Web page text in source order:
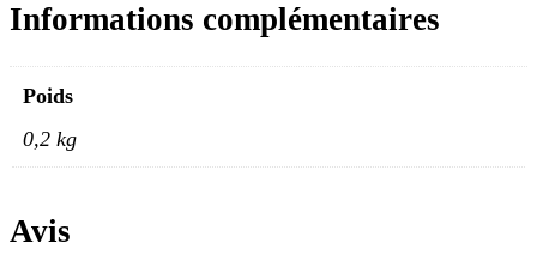
Informations complémentaires
Poids
0,2 kg
Avis